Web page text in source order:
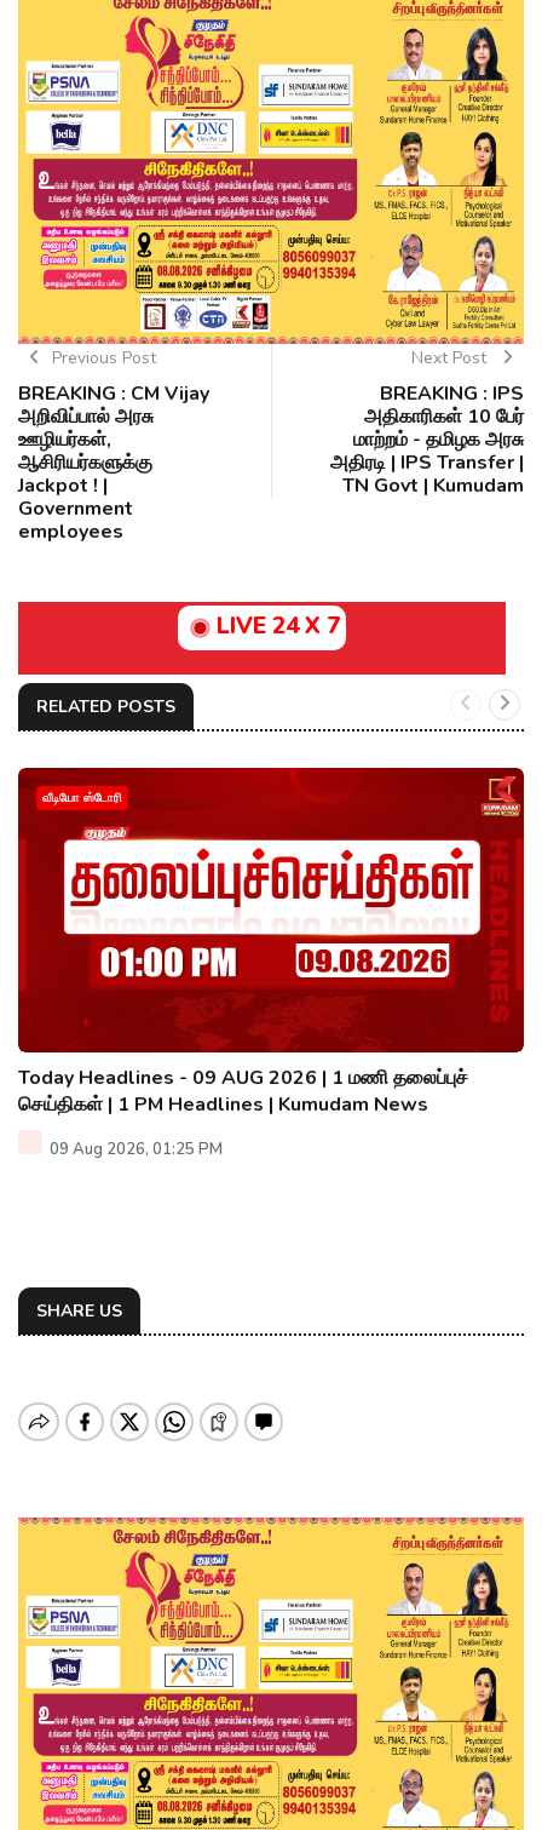
Previous Post
BREAKING : CM Vijay
அறிவிப்பால் அரசு
ஊழியர்கள்,
ஆசிரியர்களுக்கு
Jackpot ! |
Government
employees
Next Post
BREAKING : IPS
அதிகாரிகள் 10 பேர்
மாற்றம் - தமிழக அரசு
அதிரடி | IPS Transfer |
TN Govt | Kumudam
LIVE 24 X 7
RELATED POSTS
வீடியோ ஸ்டோரி
Today Headlines - 09 AUG 2026 | 1 மணி தலைப்புச்
செய்திகள் | 1 PM Headlines | Kumudam News
09 Aug 2026, 01:25 PM
SHARE US